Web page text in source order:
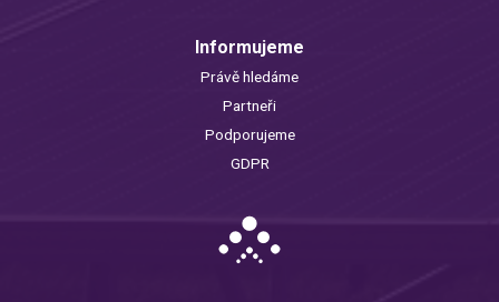
Informujeme
Právě hledáme
Partneři
Podporujeme
GDPR